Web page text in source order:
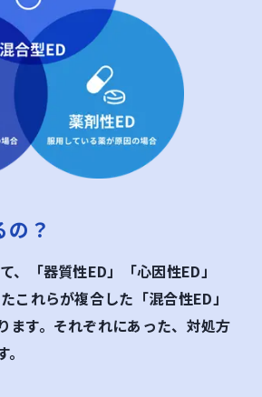
？
、「器質性ED」「心因性ED」
これらが複合した「混合性ED」
ます。それぞれにあった、対処方